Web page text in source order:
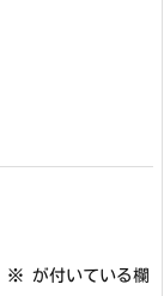
※ が付いている欄